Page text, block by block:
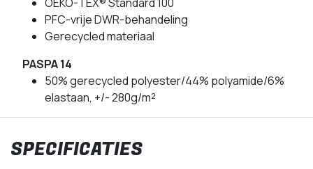
PFC-vrije DWR-behandeling
Gerecycled materiaal
PASPA 14
50% gerecycled polyester/44% polyamide/6%
elastaan, +/- 280g/m²
SPECIFICATIES